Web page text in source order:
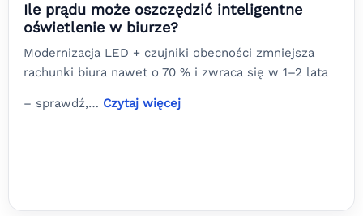
Ile prądu może oszczędzić inteligentne
oświetlenie w biurze?
Modernizacja LED + czujniki obecności zmniejsza
rachunki biura nawet o 70 % i zwraca się w 1–2 lata
– sprawdź,… Czytaj więcej